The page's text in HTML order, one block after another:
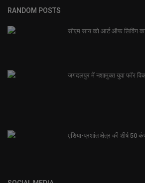
RANDOM POSTS
सीएम साय को आर्ट ऑफ लिविंग
जगदलपुर में नशामुक्त युवा फॉर
एशिया-प्रशांत क्षेत्र की शीर्ष 50